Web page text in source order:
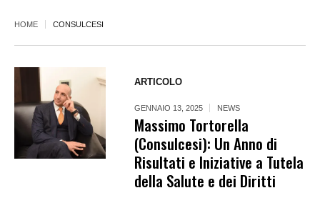
HOME CONSULCESI
ARTICOLO
GENNAIO 13, 2025 NEWS
Massimo Tortorella
(Consulcesi): Un Anno di
Risultati e Iniziative a Tutela
della Salute e dei Diritti